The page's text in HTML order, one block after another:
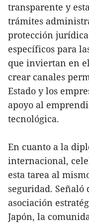
transparente y
trámites
protección
específicos para
que inviertan en
crear canales
Estado y los
apoyo al
tecnológica.
En cuanto a la
internacional,
esta tarea al
seguridad. Señaló
asociación
Japón, la